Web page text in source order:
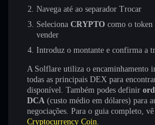
Navega até ao separador Trocar
Seleciona CRYPTO como o token
vender
Introduz o montante e confirma a
A Solflare utiliza o encaminhamento
todas as principais DEX para
disponível. Também podes definir
DCA (custo médio em dólares) para
negociações. Para o guia completo, vê
Cryptocurrency Coin.